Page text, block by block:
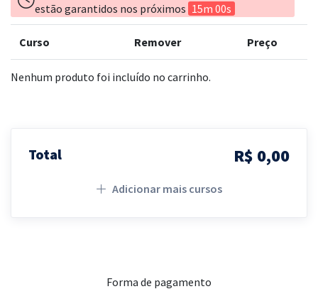
estão garantidos nos próximos 15m 00s
Curso Remover Preço
Nenhum produto foi incluído no carrinho.
Total R$ 0,00
Adicionar mais cursos
Forma de pagamento